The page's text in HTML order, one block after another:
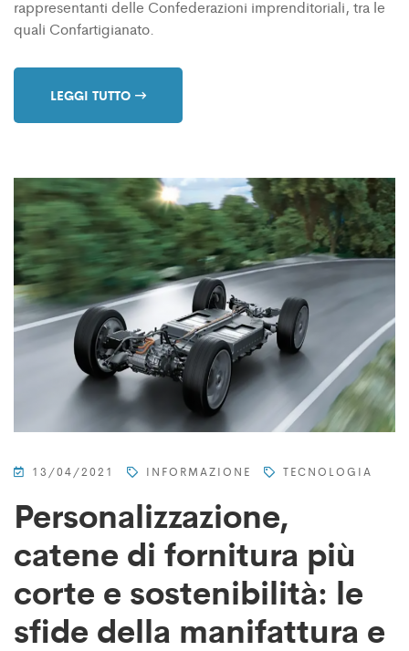
rappresentanti delle Confederazioni imprenditoriali, tra le
quali Confartigianato.
LEGGI TUTTO
13/04/2021 INFORMAZIONE TECNOLOGIA
Personalizzazione,
catene di fornitura più
corte e sostenibilità: le
sfide della manifattura e